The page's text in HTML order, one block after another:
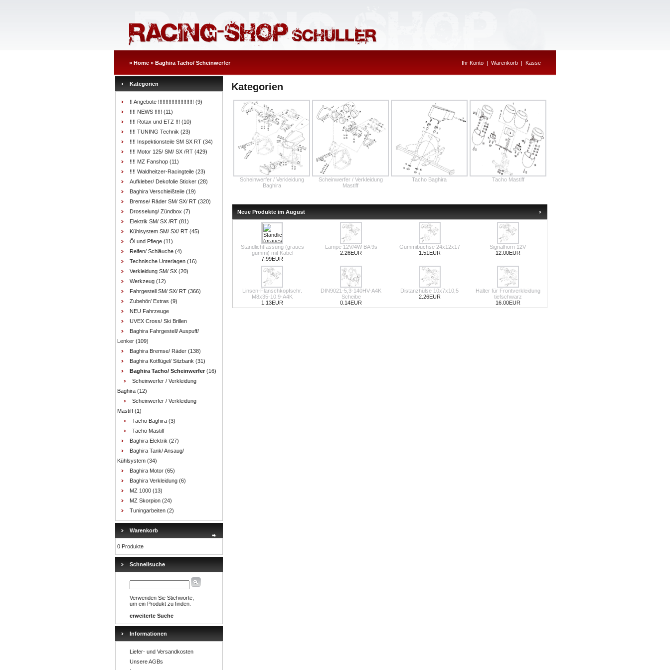
» Home » Baghira Tacho/ Scheinwerfer Ihr Konto | Warenkorb | Kasse
Kategorien
!! Angebote !!!!!!!!!!!!!!!!!!!!!!!! (9)
!!!! NEWS !!!!! (11)
!!!! Rotax und ETZ !!! (10)
!!!! TUNING Technik (23)
!!!! Inspektionsteile SM SX RT (34)
!!!! Motor 125/ SM/ SX /RT (429)
!!!! MZ Fanshop (11)
!!!! Waldheitzer-Racingteile (23)
Aufkleber/ Dekofolie Sticker (28)
Baghira Verschleißteile (19)
Bremse/ Räder SM/ SX/ RT (320)
Drosselung/ Zündbox (7)
Elektrik SM/ SX /RT (81)
Kühlsystem SM/ SX/ RT (45)
Öl und Pflege (11)
Reifen/ Schläuche (4)
Technische Unterlagen (16)
Verkleidung SM/ SX (20)
Werkzeug (12)
Fahrgestell SM/ SX/ RT (366)
Zubehör/ Extras (9)
NEU Fahrzeuge
UVEX Cross/ Ski Brillen
Baghira Fahrgestell/ Auspuff/
Lenker (109)
Baghira Bremse/ Räder (138)
Baghira Kotflügel/ Sitzbank (31)
Baghira Tacho/ Scheinwerfer (16)
Scheinwerfer / Verkleidung
Baghira (12)
Scheinwerfer / Verkleidung
Mastiff (1)
Tacho Baghira (3)
Tacho Mastiff
Baghira Elektrik (27)
Baghira Tank/ Ansaug/
Kühlsystem (34)
Baghira Motor (65)
Baghira Verkleidung (6)
MZ 1000 (13)
MZ Skorpion (24)
Tuningarbeiten (2)
Warenkorb
0 Produkte
Schnellsuche
Verwenden Sie Stichworte,
um ein Produkt zu finden.
erweiterte Suche
Informationen
Liefer- und Versandkosten
Unsere AGBs
Kategorien
Scheinwerfer / Verkleidung
Baghira
Scheinwerfer / Verkleidung
Mastiff
Tacho Baghira Tacho Mastiff
Neue Produkte im August
Standlichtfassung (graues
gummi) mit Kabel
7.99EUR
Lampe 12V/4W BA 9s
2.26EUR
Gummibuchse 24x12x17
1.51EUR
Signalhorn 12V
12.00EUR
Linsen-Flanschkopfschr.
M8x35-10.9-A4K
1.13EUR
DIN9021-5,3-140HV-A4K
Scheibe
0.14EUR
Distanzhülse 10x7x10,5
2.26EUR
Halter für Frontverkleidung
tiefschwarz
16.00EUR